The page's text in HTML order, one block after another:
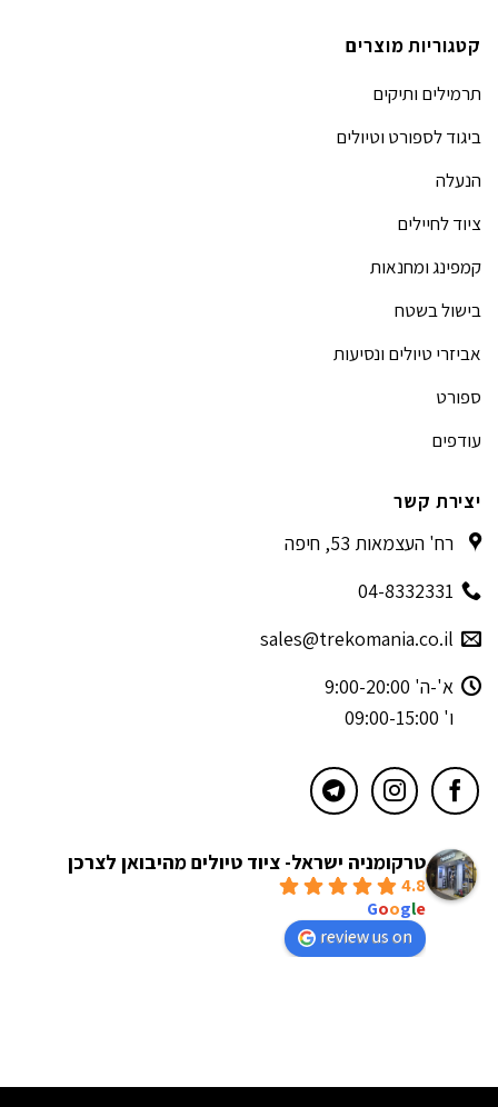
קטגוריות מוצרים
תרמילים ותיקים
ביגוד לספורט וטיולים
הנעלה
ציוד לחיילים
קמפינג ומחנאות
בישול בשטח
אביזרי טיולים ונסיעות
ספורט
עודפים
יצירת קשר
רח' העצמאות 53, חיפה
04-8332331
sales@trekomania.co.il
א'-ה' 9:00-20:00
ו' 09:00-15:00
טרקומניה ישראל- ציוד טיולים מהיבואן לצרכן
4.8
Google
review us on